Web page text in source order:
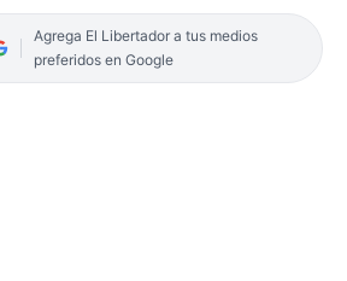
Agrega El Libertador a tus medios
preferidos en Google